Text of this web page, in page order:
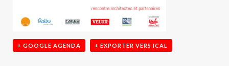
+ GOOGLE AGENDA + EXPORTER VERS ICAL